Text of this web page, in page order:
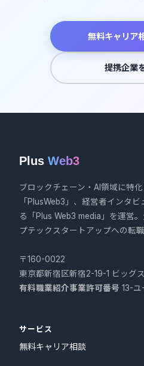
無料キャリア
提携企業
Plus Web3
ブロックチェーン・AI領域に特
「PlusWeb3」、経営者インタ
る「Plus Web3 media」を運営
プテックスタートアップへの転
〒160-0022
東京都新宿区新宿2-19-1 ビッグ
有料職業紹介事業許可番号 13-
サービス
無料キャリア相談